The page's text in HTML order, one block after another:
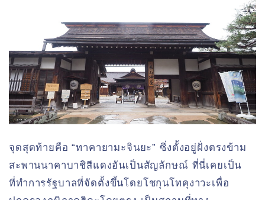
จุดสุดท้ายคือ “ทาคายามะจินยะ” ซึ่งตั้งอยู่ฝั่งตรงข้าม
สะพานนาคาบาชิสีแดงอันเป็นสัญลักษณ์ ที่นี่เคยเป็น
ที่ทำการรัฐบาลที่จัดตั้งขึ้นโดยโชกุนโทคุงาวะเพื่อ